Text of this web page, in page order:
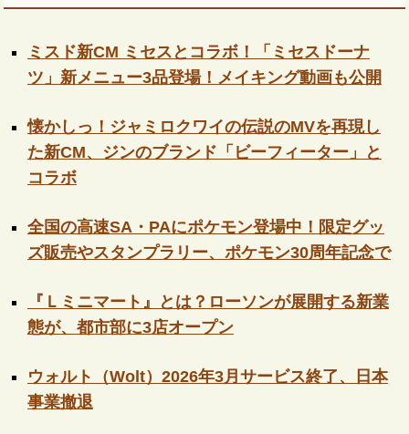
ミスド新CM ミセスとコラボ！「ミセスドーナ
ツ」新メニュー3品登場！メイキング動画も公開
懐かしっ！ジャミロクワイの伝説のMVを再現し
た新CM、ジンのブランド「ビーフィーター」と
コラボ
全国の高速SA・PAにポケモン登場中！限定グッ
ズ販売やスタンプラリー、ポケモン30周年記念で
『Ｌミニマート』とは？ローソンが展開する新業
態が、都市部に3店オープン
ウォルト（Wolt）2026年3月サービス終了、日本
事業撤退